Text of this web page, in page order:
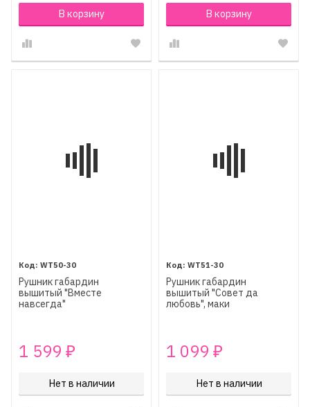
В корзину В корзину
WT50-30
Рушник габардин
вышитый "Вместе
навсегда"
1 599 ₽
Нет в наличии
WT51-30
Рушник габардин
вышитый "Совет да
любовь", маки
1 099 ₽
Нет в наличии